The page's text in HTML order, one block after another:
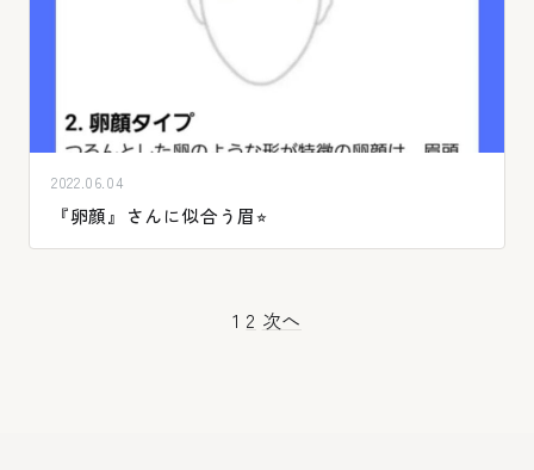
2022.06.04
『卵顔』さんに似合う眉⭐︎
1 2 次へ